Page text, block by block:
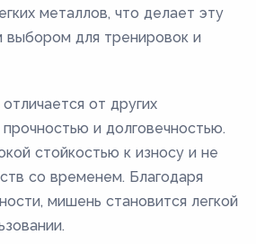
металлов, что делает эту
для тренировок и
от других
и долговечностью.
стойкостью к износу и не
со временем. Благодаря
мишень становится легкой